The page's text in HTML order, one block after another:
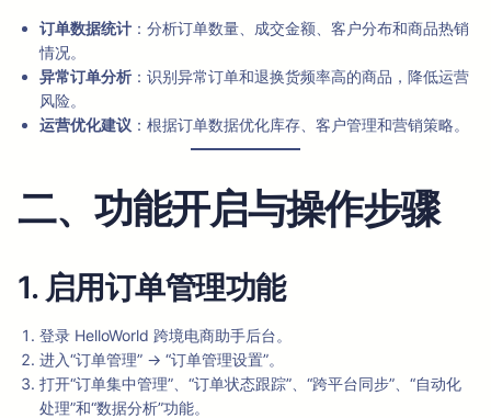
订单数据统计 ：分析订单数量、成交金额、客户分布和商品热销
情况。
异常订单分析 ：识别异常订单和退换货频率高的商品，降低运营
风险。
运营优化建议 ：根据订单数据优化库存、客户管理和营销策略。
二、功能开启与操作步骤
1. 启用订单管理功能
登录 HelloWorld 跨境电商助手后台。
进入“订单管理” → “订单管理设置”。
打开“订单集中管理”、“订单状态跟踪”、“跨平台同步”、“自动化
处理”和“数据分析”功能。